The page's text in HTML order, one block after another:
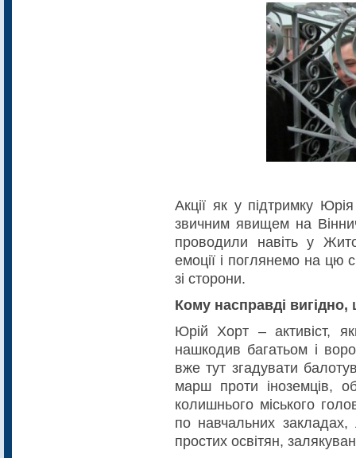
Акції як у підтримку
звичним явищем на
проводили навіть у
емоції і поглянемо на цю
зі сторони.
Кому насправді
Юрій Хорт – активіст,
нашкодив багатьом і
вже тут згадувати
марш проти іноземців,
колишнього міського
по навчальних закладах,
простих освітян,